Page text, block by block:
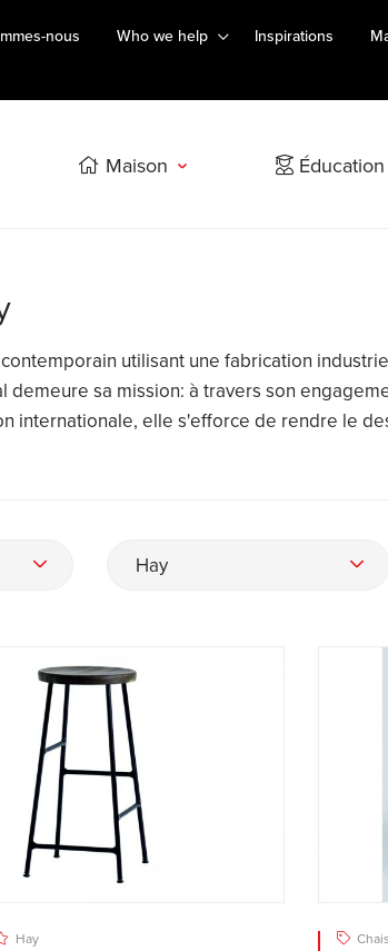
nous Who we help Inspirations
Maison Éducation
utilisant une fabrication
sa mission: à travers son
internationale, elle s'efforce de rendre le
Hay
Hay